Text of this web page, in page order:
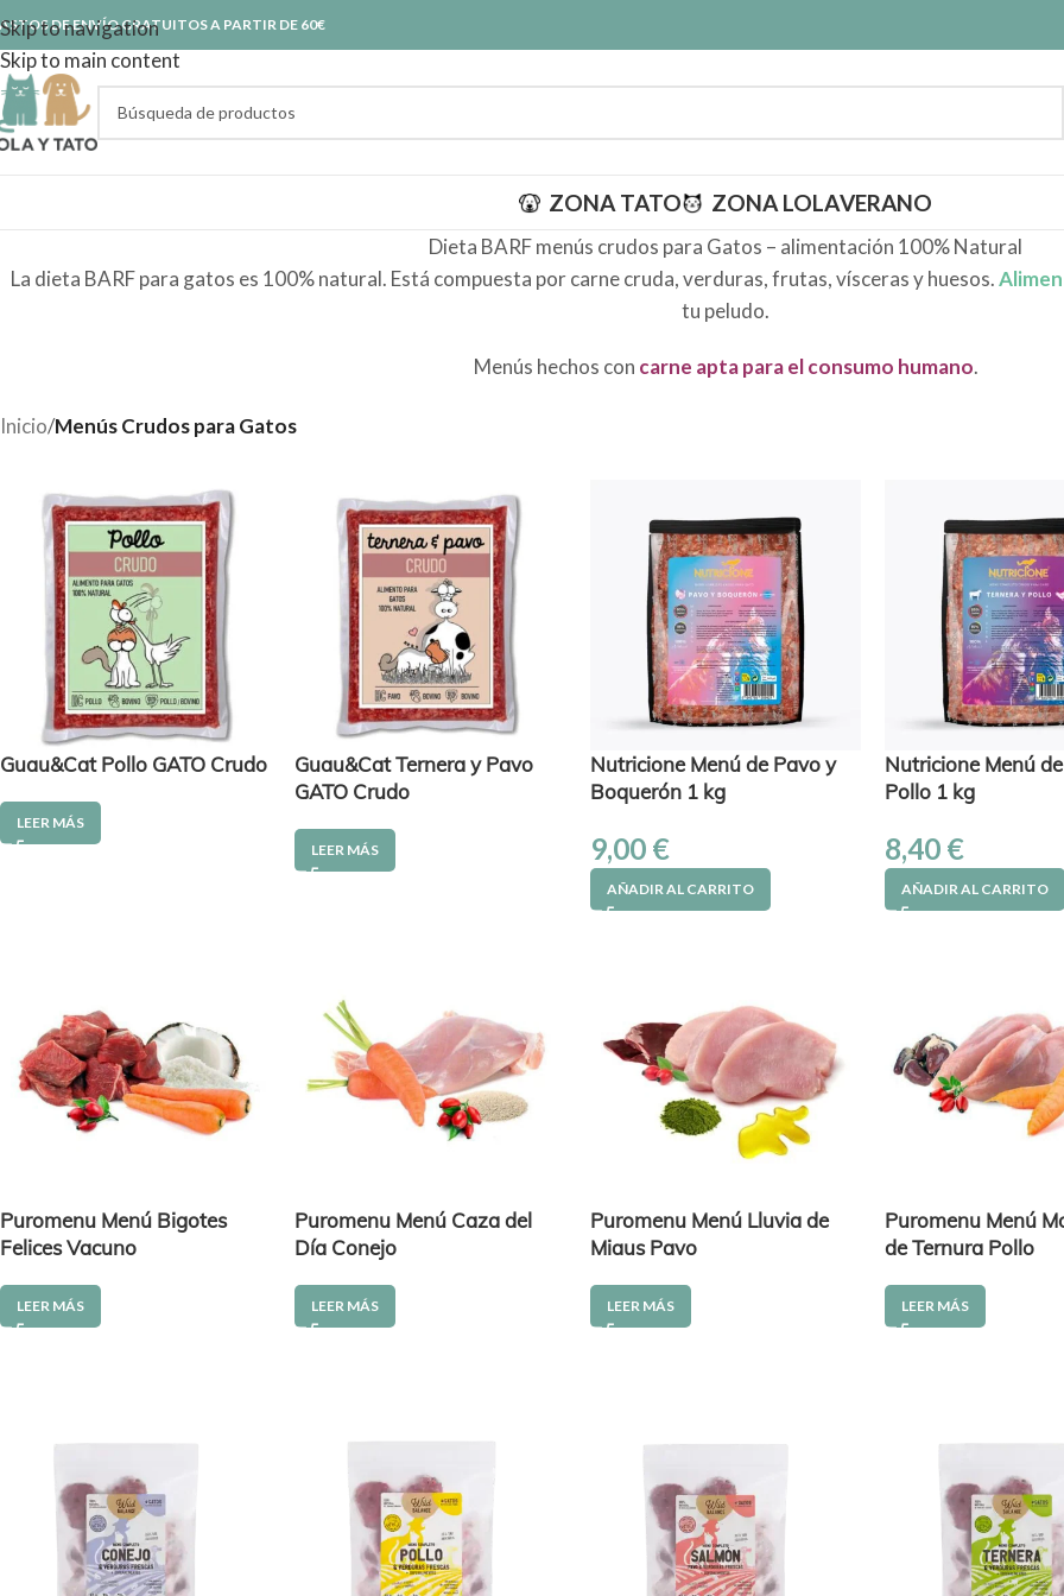
Skip to navigation
Skip to main content
DE ENVÍO GRATUITOS A PARTIR DE 60€
ZONA TATO ZONA LOLAVERANO
Dieta BARF menús crudos para Gatos – alimentación 100% Natural
La dieta BARF para gatos es 100% natural. Está compuesta por carne cruda, verduras, frutas, vísceras y huesos.
tu peludo.
Menús hechos con carne apta para el consumo humano.
Inicio/Menús Crudos para Gatos
Guau&Cat Pollo GATO Crudo
LEER MÁS
Guau&Cat Ternera y Pavo
GATO Crudo
LEER MÁS
Nutricione Menú de Pavo y
Boquerón 1 kg
9,00 €
AÑADIR AL CARRITO
Nutricione Menú
Pollo 1 kg
8,40 €
AÑADIR AL CARRITO
Puromenu Menú Bigotes
Felices Vacuno
LEER MÁS
Puromenu Menú Caza del
Día Conejo
LEER MÁS
Puromenu Menú Lluvia de
Miaus Pavo
LEER MÁS
Puromenu Menú
de Ternura Pollo
LEER MÁS